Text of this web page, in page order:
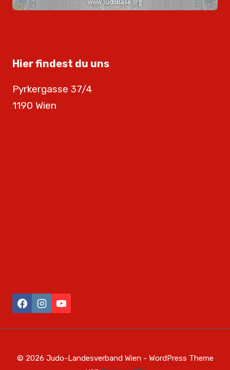
Hier findest du uns
Pyrkergasse 37/4
1190 Wien
© 2026 Judo-Landesverband Wien - WordPress Theme